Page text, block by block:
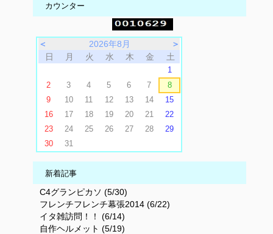
カウンター
＜ 2026年8月
＞
日
月 火 水 木 金 土
1
2
3 4 5 6 7
8
9
10 11 12 13 14
15
16
17 18 19 20 21
22
23
24 25 26 27 28
29
30
31
新着記事
C4グランピカソ (5/30)
フレンチフレンチ幕張2014 (6/22)
イタ雑訪問！！ (6/14)
自作ヘルメット (5/19)